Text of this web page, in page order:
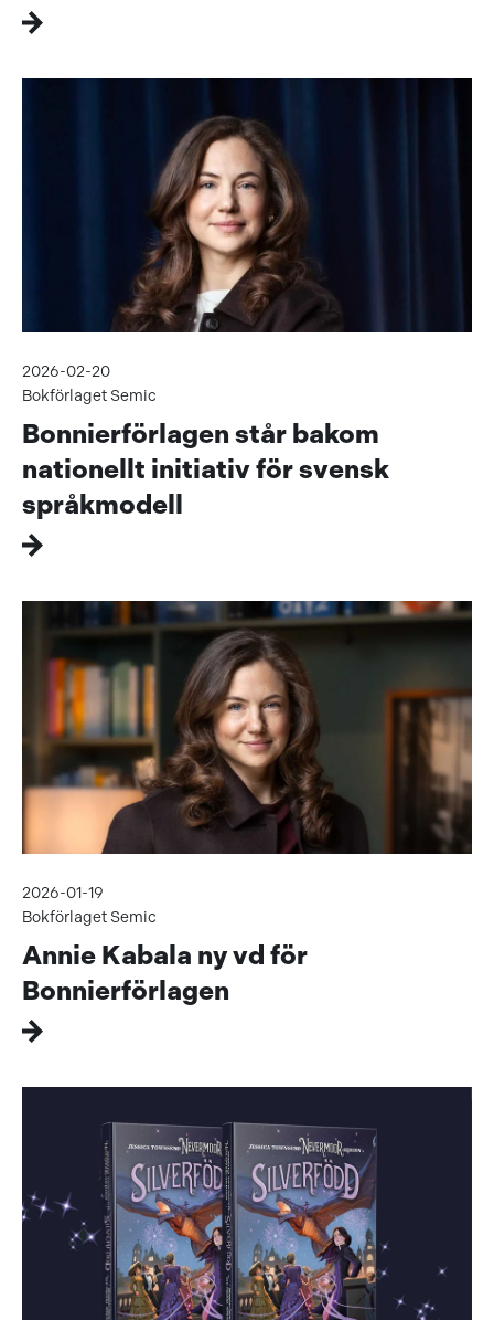
2026-02-20
Bokförlaget Semic
Bonnierförlagen står bakom
nationellt initiativ för svensk
språkmodell
2026-01-19
Bokförlaget Semic
Annie Kabala ny vd för
Bonnierförlagen